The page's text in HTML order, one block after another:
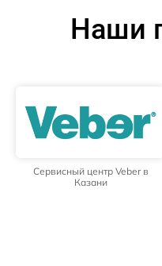
Наши
Сервисный центр Veber в
Казани